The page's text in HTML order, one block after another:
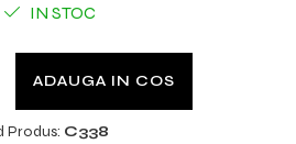
IN STOC
ADAUGA IN COS
Produs: C338